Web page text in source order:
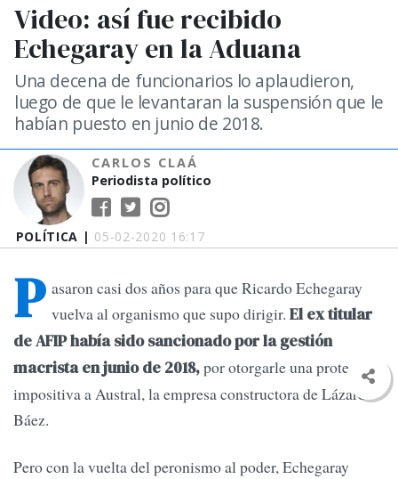
POLÍTICA | 05-02-2020 16:17
Video: así fue recibido
Echegaray en la Aduana
Una decena de funcionarios lo aplaudieron,
luego de que le levantaran la suspensión que le
habían puesto en junio de 2018.
CARLOS CLAÁ
Periodista político
P asaron casi dos años para que Ricardo Echegaray
vuelva al organismo que supo dirigir. El ex titular
de AFIP había sido sancionado por la gestión
macrista en junio de 2018,por otorgarle una protección
impositiva a Austral, la empresa constructora de Lázaro
Báez.
Pero con la vuelta del peronismo al poder, Echegaray